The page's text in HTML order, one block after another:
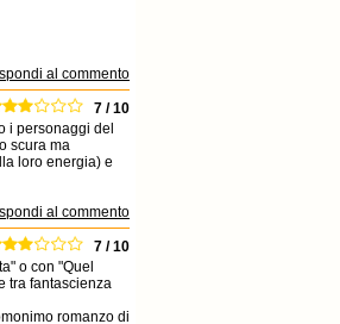
al commento
7 / 10
i personaggi del
scura ma
loro energia) e
al commento
7 / 10
o con "Quel
tra fantascienza
romanzo di